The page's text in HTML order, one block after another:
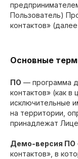
Пользователь)
контактов»
Основные
ПО — программа
контактов» (как в
исключительные
на территории,
принадлежат
Демо-версия ПО
контактов», в